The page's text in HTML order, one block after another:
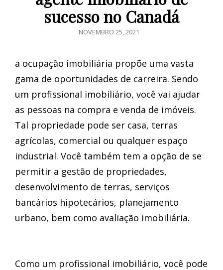
sucesso no Canadá
POSTED
NOVEMBRO 25, 2021
a ocupação imobiliária propõe uma vasta
gama de oportunidades de carreira. Sendo
um profissional imobiliário, você vai ajudar
as pessoas na compra e venda de imóveis.
Tal propriedade pode ser casa, terras
agrícolas, comercial ou qualquer espaço
industrial. Você também tem a opção de se
permitir a gestão de propriedades,
desenvolvimento de terras, serviços
bancários hipotecários, planejamento
urbano, bem como avaliação imobiliária.
Como um profissional imobiliário, você pode